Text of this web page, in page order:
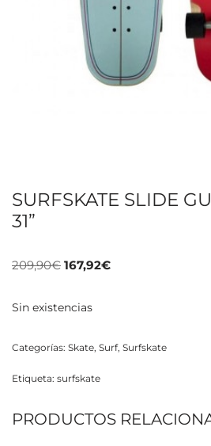
SURFSKATE SLIDE
31”
209,90€ 167,92€
Sin existencias
Categorías: Skate, Surf, Surfskate
Etiqueta: surfskate
PRODUCTOS